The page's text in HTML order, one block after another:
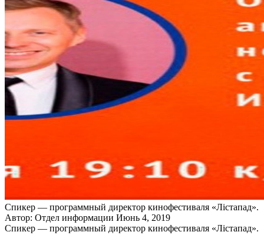
Спикер — программный директор кинофестиваля «Лістапад».
Автор: Отдел информации Июнь 4, 2019
Спикер — программный директор кинофестиваля «Лістапад».